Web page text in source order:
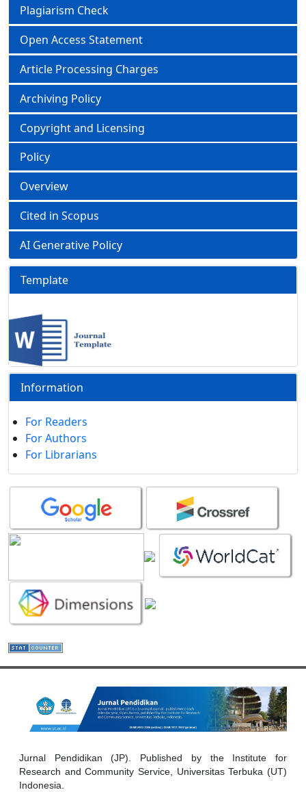
Plagiarism Check
Open Access Statement
Article Processing Charges
Archiving Policy
Copyright and Licensing
Policy
Overview
Cited in Scopus
AI Generative Policy
Template
Information
For Readers
For Authors
For Librarians
Jurnal Pendidikan (JP). Published by the Institute for
Research and Community Service, Universitas Terbuka (UT)
Indonesia.